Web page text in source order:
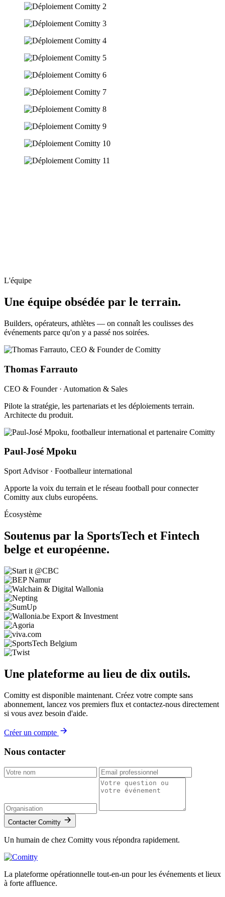
L'équipe
Une équipe obsédée par le terrain.
Builders, opérateurs, athlètes — on connaît les coulisses des
événements parce qu'on y a passé nos soirées.
Thomas Farrauto
CEO & Founder · Automation & Sales
Pilote la stratégie, les partenariats et les déploiements terrain.
Architecte du produit.
Paul-José Mpoku
Sport Advisor · Footballeur international
Apporte la voix du terrain et le réseau football pour connecter
Comitty aux clubs européens.
Écosystème
Soutenus par la SportsTech et Fintech
belge et européenne.
Une plateforme au lieu de dix outils.
Comitty est disponible maintenant. Créez votre compte sans
abonnement, lancez vos premiers flux et contactez-nous directement
si vous avez besoin d'aide.
Créer un compte
Nous contacter
Contacter Comitty
Un humain de chez Comitty vous répondra rapidement.
La plateforme opérationnelle tout-en-un pour les événements et lieux
à forte affluence.